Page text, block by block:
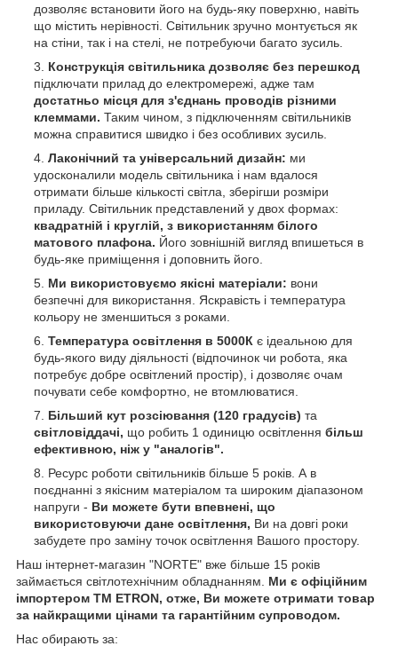
дозволяє встановити його на будь-яку поверхню, навіть
що містить нерівності. Світильник зручно монтується як
на стіни, так і на стелі, не потребуючи багато зусиль.
Конструкція світильника дозволяє без перешкод
підключати прилад до електромережі, адже там
достатньо місця для з'єднань проводів різними
клеммами. Таким чином, з підключенням світильників
можна справитися швидко і без особливих зусиль.
Лаконічний та універсальний дизайн: ми
удосконалили модель світильника і нам вдалося
отримати більше кількості світла, зберігши розміри
приладу. Світильник представлений у двох формах:
квадратній і круглій, з використанням білого
матового плафона. Його зовнішній вигляд впишеться в
будь-яке приміщення і доповнить його.
Ми використовуємо якісні матеріали: вони
безпечні для використання. Яскравість і температура
кольору не зменшиться з роками.
Температура освітлення в 5000К є ідеальною для
будь-якого виду діяльності (відпочинок чи робота, яка
потребує добре освітлений простір), і дозволяє очам
почувати себе комфортно, не втомлюватися.
Більший кут розсіювання (120 градусів) та
світловіддачі, що робить 1 одиницю освітлення більш
ефективною, ніж у "аналогів".
Ресурс роботи світильників більше 5 років. А в
поєднанні з якісним матеріалом та широким діапазоном
напруги - Ви можете бути впевнені, що
використовуючи дане освітлення, Ви на довгі роки
забудете про заміну точок освітлення Вашого простору.
Наш інтернет-магазин "NORTE" вже більше 15 років
займається світлотехнічним обладнанням.
Ми є офіційним
імпортером ТМ ETRON, отже, Ви можете отримати товар
за найкращими цінами та гарантійним супроводом.
Нас обирають за: